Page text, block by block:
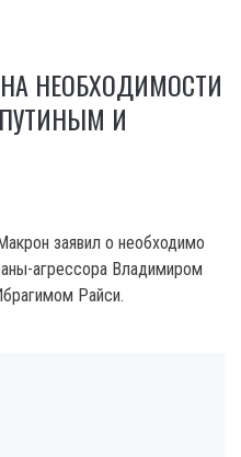
НЕОБХОДИМОСТИ
И
заявил о необходимо
агрессора Владимиром
Райси.